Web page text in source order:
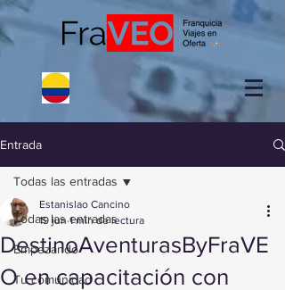
Entrada
Todas las entradas
Empezando
Tu comunidad
Todas las entradas
DestinoAventurasByFraVE
O en capacitación con
Estanislao Cancino
19 jun 1 min de lectura